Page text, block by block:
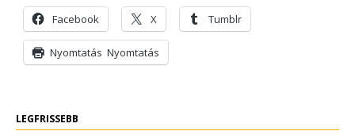
Facebook X Tumblr
Nyomtatás Nyomtatás
LEGFRISSEBB